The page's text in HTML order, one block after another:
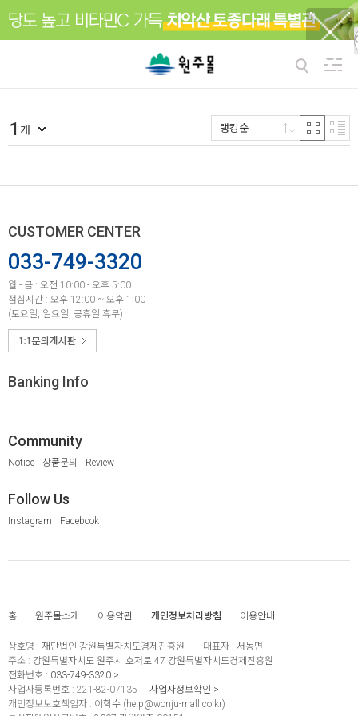
1 개 랭킹순
CUSTOMER CENTER
033-749-3320
월 - 금 : 오전 10:00 - 오후 5:00
점심시간 : 오후 12:00 ~ 오후 1:00
(토요일, 일요일, 공휴일 휴무)
Banking Info
Community
Notice 상품문의 Review
Follow Us
Instagram Facebook
홈 원주몰소개 이용약관 개인정보처리방침 이용안내
상호명 : 재단법인 강원특별자치도경제진흥원 대표자 : 서동면
주소 : 강원특별자치도 원주시 호저로 47 강원특별자치도경제진흥원
전화번호 : 033-749-3320
사업자등록번호 : 221-82-07135 사업자정보확인
개인정보보호책임자 : 이학수 (help@wonju-mall.co.kr)